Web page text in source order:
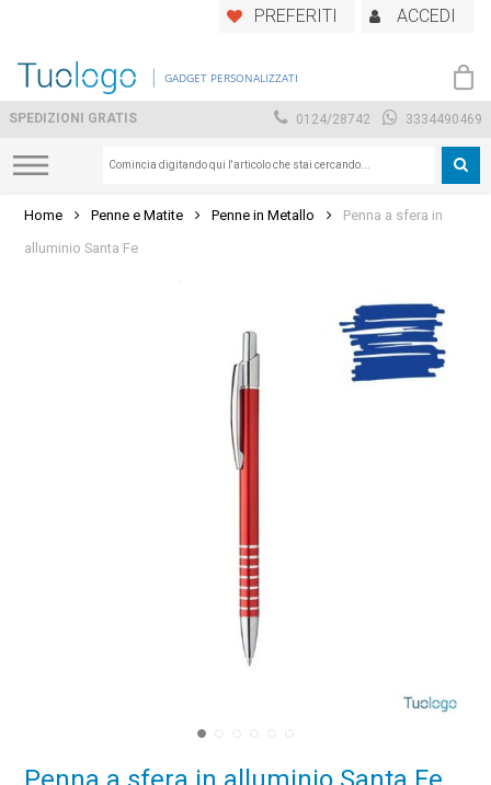
main
PREFERITI ACCEDI
GADGET PERSONALIZZATI
SPEDIZIONI GRATIS 0124/28742 3334490469
Home Penne e Matite Penne in Metallo
Penna a sfera in
alluminio Santa Fe